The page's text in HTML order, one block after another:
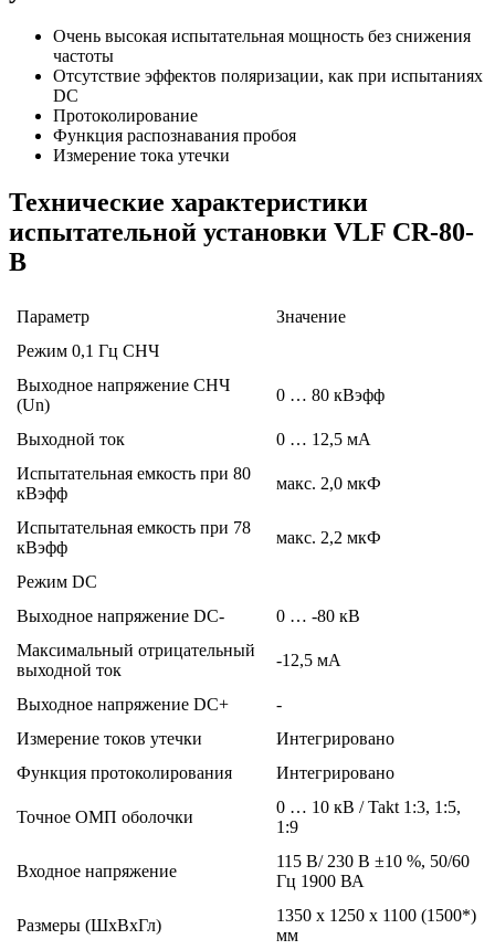
Очень высокая испытательная мощность без снижения
частоты
Отсутствие эффектов поляризации, как при испытаниях
DC
Протоколирование
Функция распознавания пробоя
Измерение тока утечки
Технические характеристики
испытательной установки VLF CR-80-
B
Параметр
Значение
Режим 0,1 Гц СНЧ
Выходное напряжение СНЧ
(Un)
0 … 80 кВэфф
Выходной ток
0 … 12,5 мA
Испытательная емкость при 80
кВэфф
макс. 2,0 мкФ
Испытательная емкость при 78
кВэфф
макс. 2,2 мкФ
Режим DC
Выходное напряжение DC-
0 … -80 кВ
Максимальный отрицательный
выходной ток
-12,5 мА
Выходное напряжение DC+
-
Измерение токов утечки
Интегрировано
Функция протоколирования
Интегрировано
Точное ОМП оболочки
0 … 10 кВ / Takt 1:3, 1:5,
1:9
Входное напряжение
115 В/ 230 В ±10 %, 50/60
Гц 1900 ВА
Размеры (ШхВхГл)
1350 x 1250 x 1100 (1500*)
мм